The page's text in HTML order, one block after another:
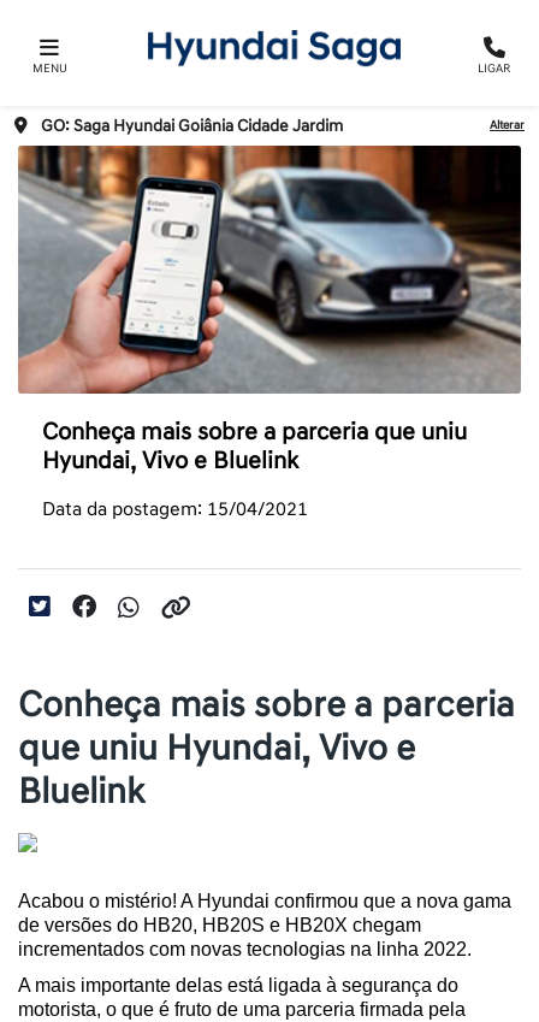
MENU LIGAR
GO: Saga Hyundai Goiânia Cidade Jardim Alterar
Conheça mais sobre a parceria que uniu
Hyundai, Vivo e Bluelink
Data da postagem: 15/04/2021
Conheça mais sobre a parceria
que uniu Hyundai, Vivo e
Bluelink
Acabou o mistério! A Hyundai confirmou que a nova gama
de versões do HB20, HB20S e HB20X chegam
incrementados com novas tecnologias na linha 2022.
A mais importante delas está ligada à segurança do
motorista, o que é fruto de uma parceria firmada pela